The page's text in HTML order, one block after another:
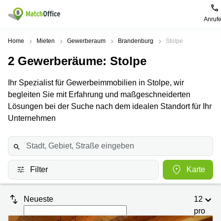
Mieten / Vermieten
Produktseiten
Büro
mieten
Business
center
Coworking
Space
Seminarraum
Virtuelles
Beliebte
Büro
mieten
München
Hamburg
Geschäftsadresse
Düsseldorf
Stuttgart
Büro
Beliebte
Regus
Dortmund
Ellipson
9
Dortmund
Ballindamm
3
Rahel-
Hirsch-
Straße
Hilfe
Über uns
Büro vermieten
Preis
Log-in
Home Mieten Gewerberaum Brandenburg Stolpe
2 Gewerberäume: Stolpe
Ihr Spezialist für Gewerbeimmobilien in Stolpe, wir
begleiten Sie mit Erfahrung und maßgeschneiderten
Lösungen bei der Suche nach dem idealen Standort für Ihr
Unternehmen
Filter Karte
Neueste
12
pro